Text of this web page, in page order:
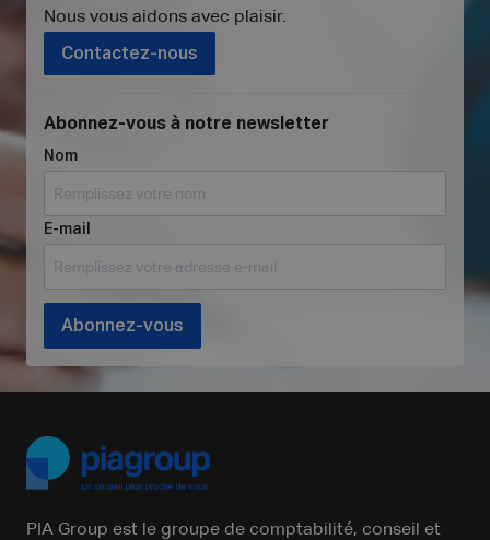
Nous vous aidons avec plaisir.
Contactez-nous
Abonnez-vous à notre newsletter
Nom
E-mail
Abonnez-vous
PIA Group est le groupe de comptabilité, conseil et